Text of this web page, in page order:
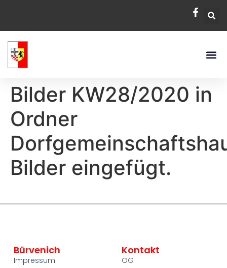
Bilder KW28/2020 in
Ordner
Bilder eingefügt.
Bürvenich
Impressum
Kontakt
OG